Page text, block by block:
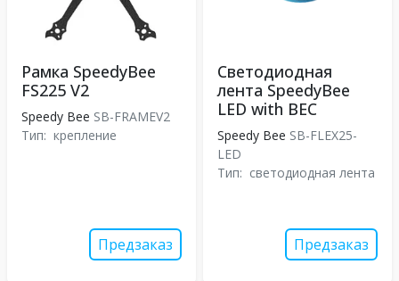
Рамка SpeedyBee
FS225 V2
Speedy Bee SB-FRAMEV2
Тип: крепление
Предзаказ
Светодиодная
лента SpeedyBee
LED with BEC
Speedy Bee SB-FLEX25-
LED
Тип: светодиодная лента
Предзаказ